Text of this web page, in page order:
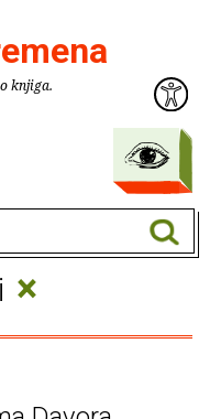
knjiga.
×